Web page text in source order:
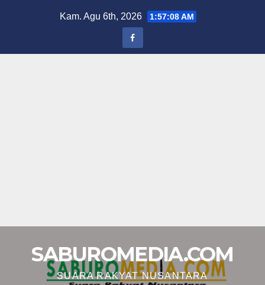
Kam. Agu 6th, 2026 1:57:09 AM
SABUROMEDIA.COM
SUARA RAKYAT NUSANTARA